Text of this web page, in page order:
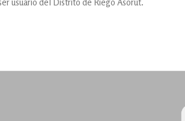
usuario del Distrito de Riego Asorut.